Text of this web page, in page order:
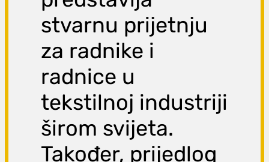
stvarnu prijetnju
za radnike i
radnice u
tekstilnoj industriji
širom svijeta.
Također, prijedlog